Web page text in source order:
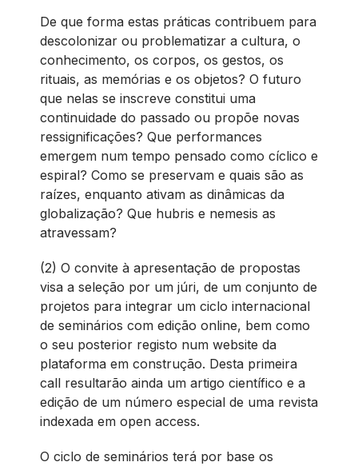
De que forma estas práticas contribuem para
descolonizar ou problematizar a cultura, o
conhecimento, os corpos, os gestos, os
rituais, as memórias e os objetos? O futuro
que nelas se inscreve constitui uma
continuidade do passado ou propõe novas
ressignificações? Que performances
emergem num tempo pensado como cíclico e
espiral? Como se preservam e quais são as
raízes, enquanto ativam as dinâmicas da
globalização? Que hubris e nemesis as
atravessam?
(2) O convite à apresentação de propostas
visa a seleção por um júri, de um conjunto de
projetos para integrar um ciclo internacional
de seminários com edição online, bem como
o seu posterior registo num website da
plataforma em construção. Desta primeira
call resultarão ainda um artigo científico e a
edição de um número especial de uma revista
indexada em open access.
O ciclo de seminários terá por base os